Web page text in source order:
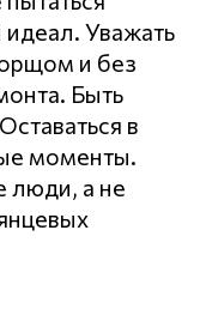
Уважать
и без
Быть
в
моменты.
люди, а не